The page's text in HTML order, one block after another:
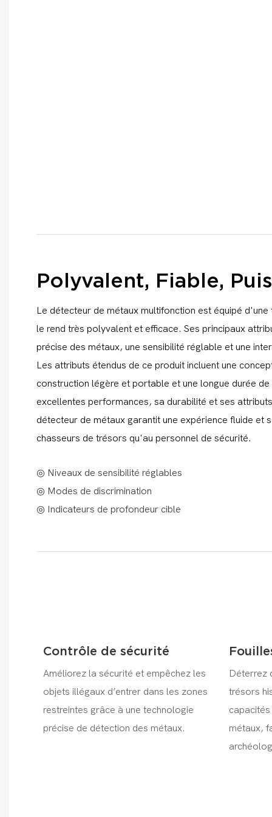
Polyvalent, Fiable,
Le détecteur de métaux multifonction est équipé
le rend très polyvalent et efficace. Ses principaux
précise des métaux, une sensibilité réglable et une
Les attributs étendus de ce produit incluent une
construction légère et portable et une longue durée
excellentes performances, sa durabilité et ses
détecteur de métaux garantit une expérience fluide et
chasseurs de trésors qu'au personnel de sécurité.
◎ Niveaux de sensibilité réglables
◎ Modes de discrimination
◎ Indicateurs de profondeur cible
Contrôle de sécurité
Améliorez la sécurité et empêchez les
objets illégaux d’entrer dans les zones
restreintes grâce à une technologie
précise de détection des métaux.
Déterrez
trésors
métaux,